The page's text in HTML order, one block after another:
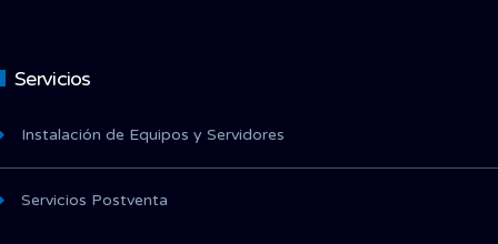
Servicios
Instalación de Equipos y Servidores
Servicios Postventa